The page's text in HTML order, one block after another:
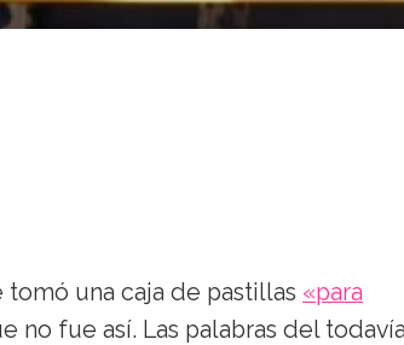
una caja de pastillas «para
no fue así. Las palabras del todavía